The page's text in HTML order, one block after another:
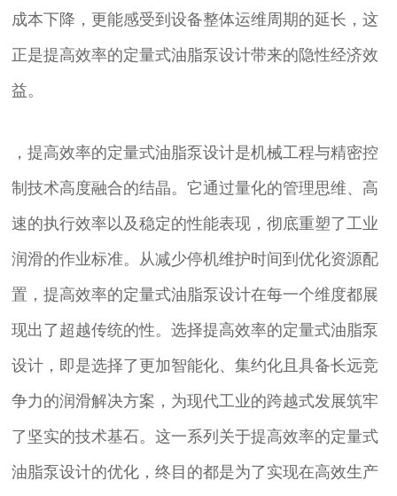
成本下降，更能感受到设备整体运维周期的延长，这
正是提高效率的定量式油脂泵设计带来的隐性经济效
益。
，提高效率的定量式油脂泵设计是机械工程与精密控
制技术高度融合的结晶。它通过量化的管理思维、高
速的执行效率以及稳定的性能表现，彻底重塑了工业
润滑的作业标准。从减少停机维护时间到优化资源配
置，提高效率的定量式油脂泵设计在每一个维度都展
现出了超越传统的性。选择提高效率的定量式油脂泵
设计，即是选择了更加智能化、集约化且具备长远竞
争力的润滑解决方案，为现代工业的跨越式发展筑牢
了坚实的技术基石。这一系列关于提高效率的定量式
油脂泵设计的优化，终目的都是为了实现在高效生产